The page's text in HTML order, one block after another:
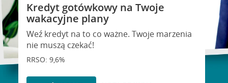
Kredyt gotówkowy na Twoje
wakacyjne plany
Weź kredyt na to co ważne. Twoje marzenia
nie muszą czekać!
RRSO: 9,6%